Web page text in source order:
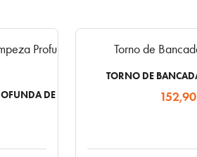
DE GORDURAS
TORNO DE